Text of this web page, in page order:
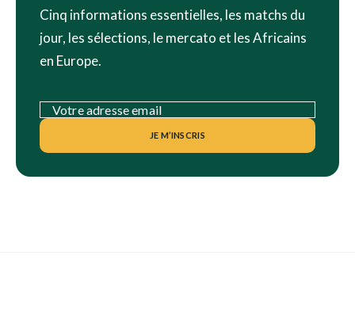
Cinq informations essentielles, les matchs du
jour, les sélections, le mercato et les Africains
en Europe.
JE M’INSCRIS